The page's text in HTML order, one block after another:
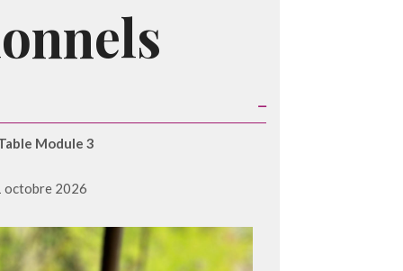
Module 3
octobre 2026